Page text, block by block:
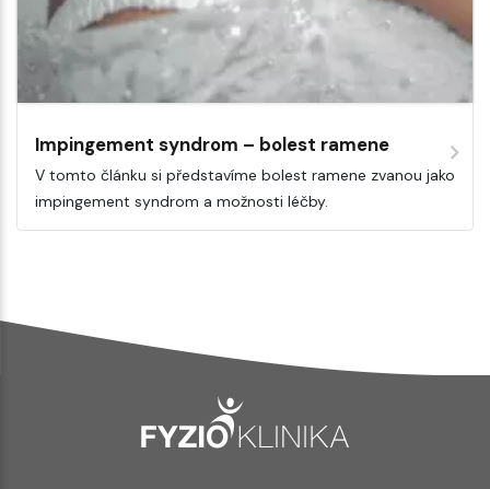
Impingement syndrom – bolest ramene
V tomto článku si představíme bolest ramene zvanou jako
impingement syndrom a možnosti léčby.